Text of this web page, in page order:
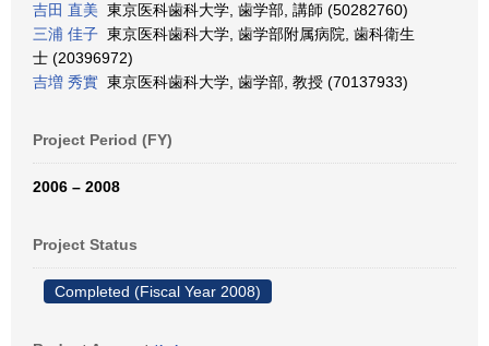
吉田 直美 東京医科歯科大学, 歯学部, 講師 (50282760)
三浦 佳子 東京医科歯科大学, 歯学部附属病院, 歯科衛生
士 (20396972)
吉増 秀實 東京医科歯科大学, 歯学部, 教授 (70137933)
Project Period (FY)
2006 – 2008
Project Status
Completed (Fiscal Year 2008)